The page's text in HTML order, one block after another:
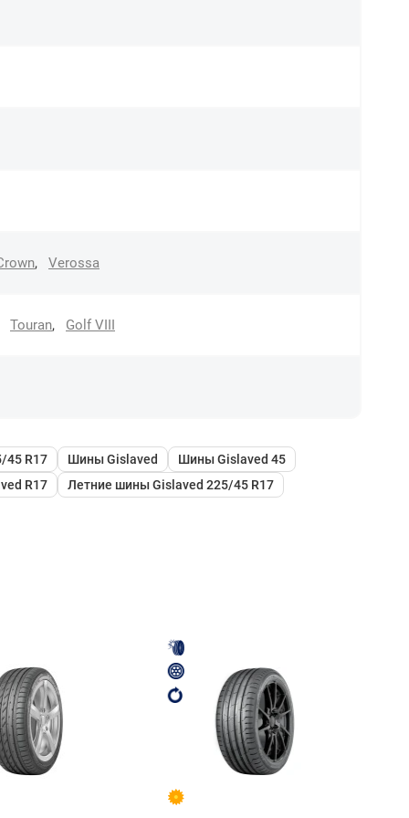
, Verossa
Touran, Golf VIII
R17 Шины Gislaved
Шины Gislaved 45
R17 Летние шины Gislaved 225/45 R17